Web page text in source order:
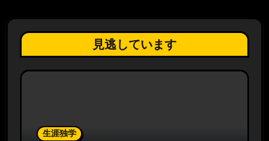
見逃しています
生涯独学